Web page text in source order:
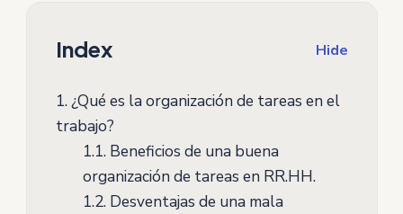
Index Hide
1.¿Qué es la organización de tareas en el
trabajo?
1.1.Beneficios de una buena
organización de tareas en RR.HH.
1.2.Desventajas de una mala